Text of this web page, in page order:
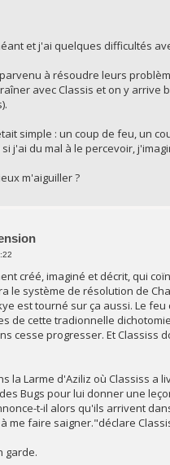
et j'ai quelques difficultés
à résoudre leurs
avec Classis et on y
simple : un coup de feu, un
j'ai du mal à le percevoir,
m'aiguiller ?
créé, imaginé et décrit, qui
le système de résolution de
est tourné sur ça aussi. Le
de cette tradionnelle
cesse progresser. Et
la Larme d'Aziliz où Classiss a
Bugs pour lui donner une
t-il alors qu'ils arrivent
me faire saigner."déclare
garde.